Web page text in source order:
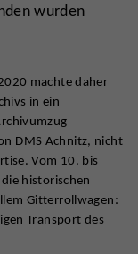
wurden
machte daher
in ein
DMS Achnitz, nicht
Vom 10. bis
historischen
Gitterrollwagen:
Transport des